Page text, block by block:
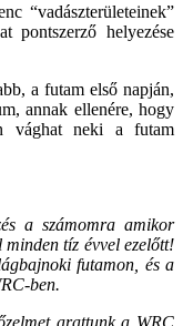
“vadászterületeinek”
pontszerző helyezése
a futam első napján,
annak ellenére, hogy
vághat neki a futam
a számomra amikor
tíz évvel ezelőtt!
futamon, és a
ben.
arattunk a WRC